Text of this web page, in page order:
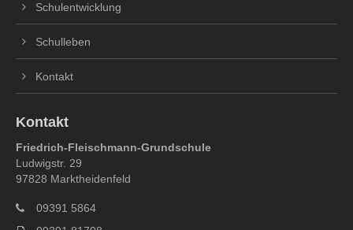
Schulentwicklung
Schulleben
Kontakt
Kontakt
Friedrich-Fleischmann-Grundschule
Ludwigstr. 29
97828 Marktheidenfeld
09391 5864